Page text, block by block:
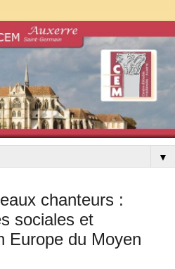
▼
chanteurs :
sociales et
Europe du Moyen